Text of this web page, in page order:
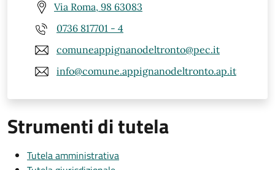
Via Roma, 98 63083
0736 817701 - 4
comuneappignanodeltronto@pec.it
info@comune.appignanodeltronto.ap.it
Strumenti di tutela
Tutela amministrativa